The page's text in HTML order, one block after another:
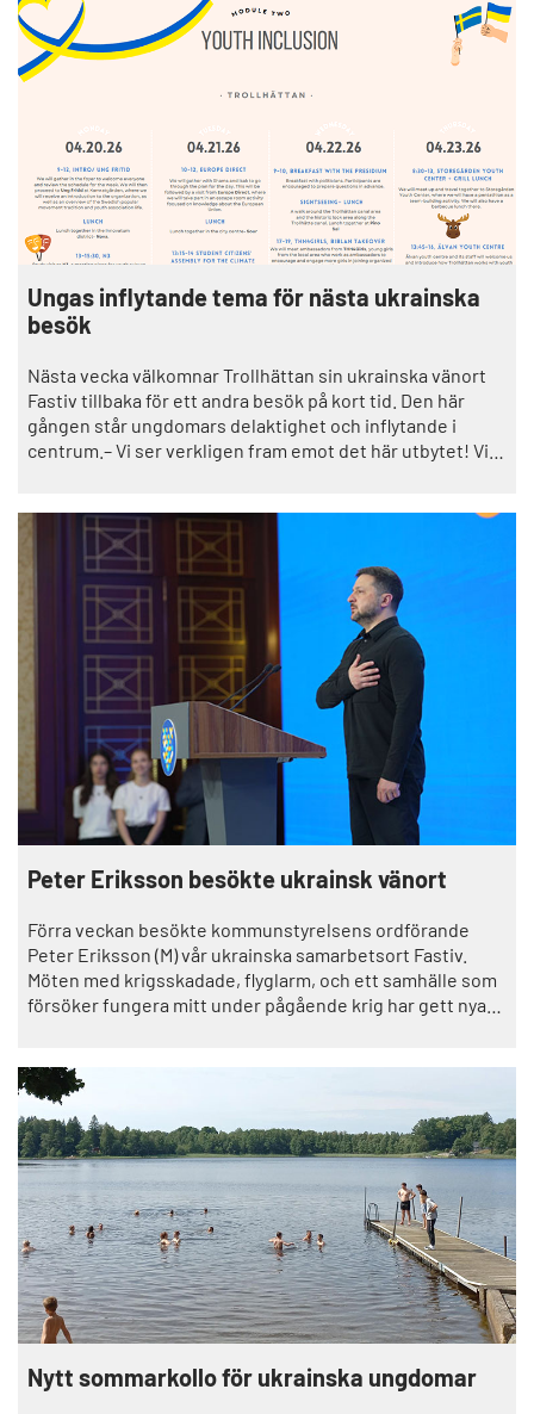
Ungas inflytande tema för nästa ukrainska
besök
Nästa vecka välkomnar Trollhättan sin ukrainska vänort
Fastiv tillbaka för ett andra besök på kort tid. Den här
gången står ungdomars delaktighet och inflytande i
centrum.– Vi ser verkligen fram emot det här utbytet! Vi
Shams Faraj, hållbarhetsstrateg i Trollhättans stad.
Peter Eriksson besökte ukrainsk vänort
Förra veckan besökte kommunstyrelsens ordförande
Peter Eriksson (M) vår ukrainska samarbetsort Fastiv.
Möten med krigsskadade, flyglarm, och ett samhälle som
försöker fungera mitt under pågående krig har gett nya
använda erfarenheterna för att stärka vår egen förmåga
här hemma.
Nytt sommarkollo för ukrainska ungdomar